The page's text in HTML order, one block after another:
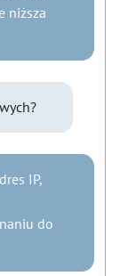
niższa
IP,
do